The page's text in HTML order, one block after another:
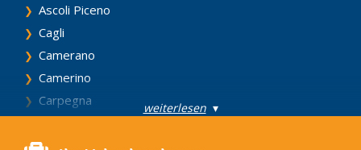
Ascoli Piceno
Cagli
Camerano
Camerino
Carpegna
Castellone di Suasa
weiterlesen▾